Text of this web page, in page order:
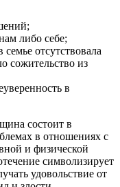
либо себе;
отсутствовала
сожительство из
в
состоит в
в отношениях с
и физической
символизирует
удовольствие от